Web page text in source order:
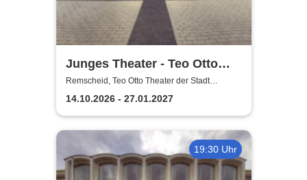
Junges Theater - Teo Otto
Theater der Stadt Remscheid
Remscheid, Teo Otto Theater der Stadt
Remscheid
14.10.2026 - 27.01.2027
19:30 Uhr